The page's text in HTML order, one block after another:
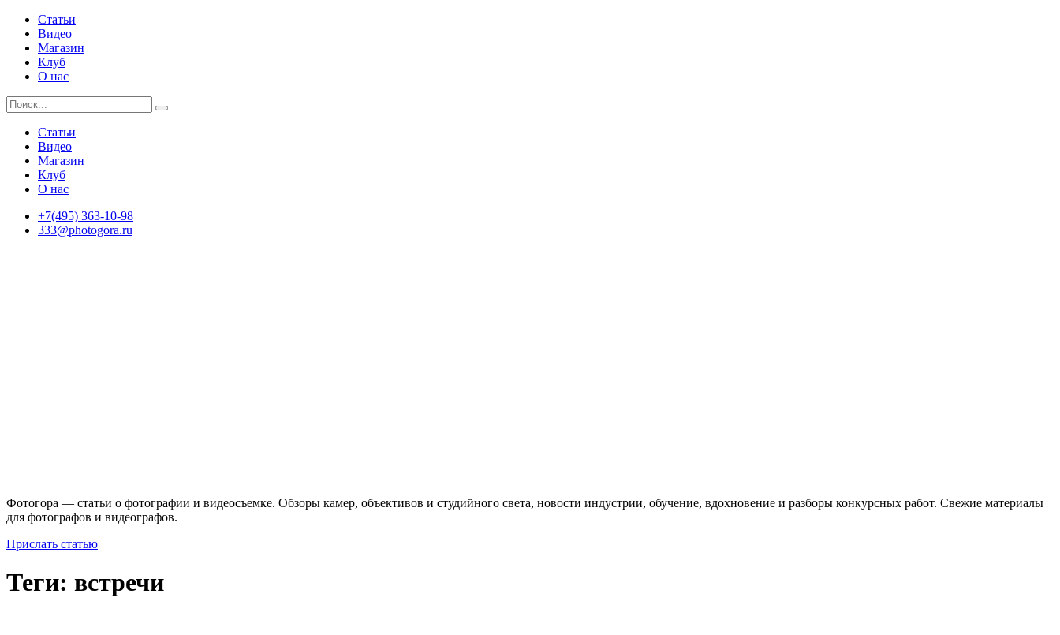
Статьи
Видео
Магазин
Клуб
О нас
Статьи
Видео
Магазин
Клуб
О нас
+7(495) 363-10-98
333@photogora.ru
Фотогора — статьи о фотографии и видеосъемке. Обзоры камер, объективов и студийного света, новости индустрии, обучение, вдохновение и разборы конкурсных работ. Свежие материалы
для фотографов и видеографов.
Прислать статью
Теги: встречи